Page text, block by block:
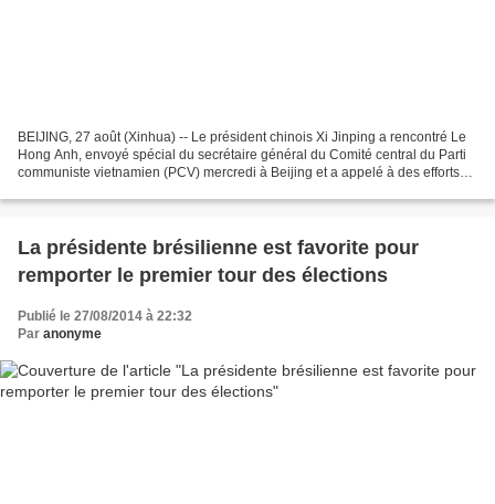
BEIJING, 27 août (Xinhua) -- Le président chinois Xi Jinping a rencontré Le
Hong Anh, envoyé spécial du secrétaire général du Comité central du Parti
communiste vietnamien (PCV) mercredi à Beijing et a appelé à des efforts
La présidente brésilienne est favorite pour
remporter le premier tour des élections
Publié le 27/08/2014 à 22:32
Par anonyme